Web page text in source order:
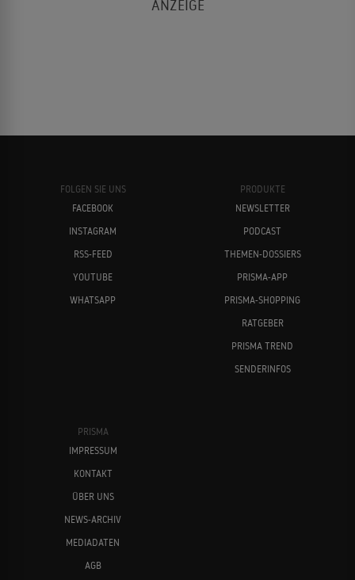
FOLGEN SIE UNS
FACEBOOK
INSTAGRAM
RSS-FEED
YOUTUBE
WHATSAPP
PRODUKTE
NEWSLETTER
PODCAST
THEMEN-DOSSIERS
PRISMA-APP
PRISMA-SHOPPING
RATGEBER
PRISMA TREND
SENDERINFOS
PRISMA
IMPRESSUM
KONTAKT
ÜBER UNS
NEWS-ARCHIV
MEDIADATEN
AGB